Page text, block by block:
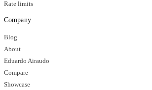
Rate limits
Company
Blog
About
Eduardo Airaudo
Compare
Showcase